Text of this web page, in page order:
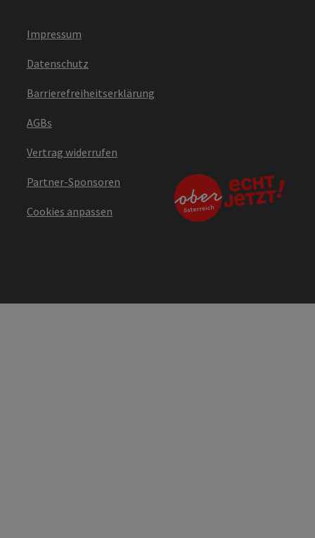
Impressum
Datenschutz
Barrierefreiheitserklärung
AGBs
Vertrag widerrufen
Partner-Sponsoren
Cookies anpassen